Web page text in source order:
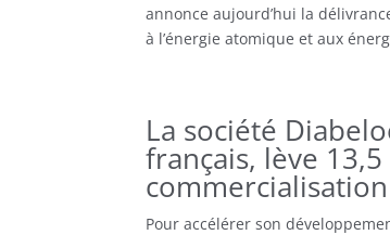
annonce aujourd’hui la
à l’énergie atomique et aux
La société
français, lève
Pour accélérer son